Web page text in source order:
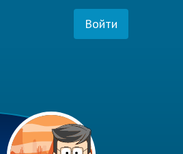
Войти